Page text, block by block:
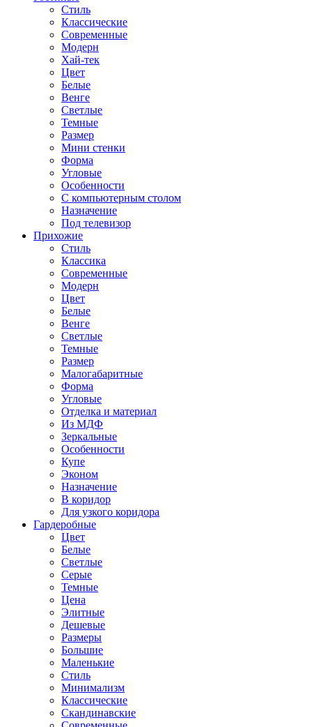
Стиль
Классические
Современные
Модерн
Хай-тек
Цвет
Белые
Венге
Светлые
Темные
Размер
Мини стенки
Форма
Угловые
Особенности
С компьютерным столом
Назначение
Под телевизор
Прихожие
Стиль
Классика
Современные
Модерн
Цвет
Белые
Венге
Светлые
Темные
Размер
Малогабаритные
Форма
Угловые
Отделка и материал
Из МДФ
Зеркальные
Особенности
Купе
Эконом
Назначение
В коридор
Для узкого коридора
Гардеробные
Цвет
Белые
Светлые
Серые
Темные
Цена
Элитные
Дешевые
Размеры
Большие
Маленькие
Стиль
Минимализм
Классические
Скандинавские